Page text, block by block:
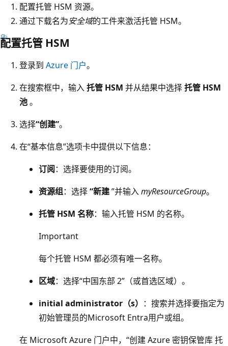
配置托管 HSM 资源。
通过下载名为安全域的工件来激活托管 HSM。
配置托管 HSM
登录到 Azure 门户。
在搜索框中，输入托管 HSM 并从结果中选择托管 HSM
池。
选择“创建”。
在“基本信息”选项卡中提供以下信息：
订阅：选择要使用的订阅。
资源组：选择“新建”并输入myResourceGroup。
托管 HSM 名称：输入托管 HSM 的名称。
Important
每个托管 HSM 都必须有唯一名称。
区域：选择“中国东部 2”（或首选区域）。
initial administrator（s） ：搜索并选择要指定为
初始管理员的Microsoft Entra用户或组。
在 Microsoft Azure 门户中，“创建 Azure 密钥保管库 托